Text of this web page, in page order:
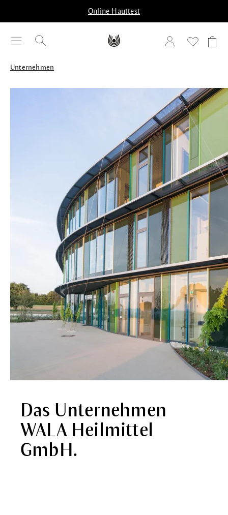
Online Hauttest
Unternehmen
Das Unternehmen
WALA Heilmittel
GmbH.